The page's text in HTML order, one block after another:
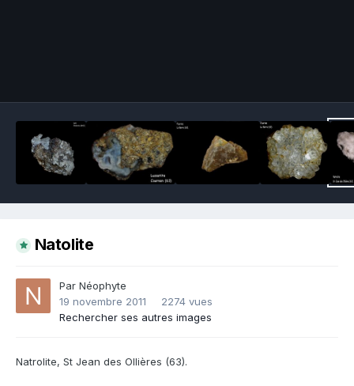
Natolite
Par Néophyte
19 novembre 2011
2274 vues
Rechercher ses autres images
Natrolite, St Jean des Ollières (63).